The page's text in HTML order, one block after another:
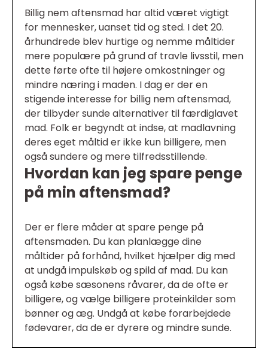
Billig nem aftensmad har altid været vigtigt
for mennesker, uanset tid og sted. I det 20.
århundrede blev hurtige og nemme måltider
mere populære på grund af travle livsstil, men
dette førte ofte til højere omkostninger og
mindre næring i maden. I dag er der en
stigende interesse for billig nem aftensmad,
der tilbyder sunde alternativer til færdiglavet
mad. Folk er begyndt at indse, at madlavning
deres eget måltid er ikke kun billigere, men
også sundere og mere tilfredsstillende.
Hvordan kan jeg spare penge
på min aftensmad?
Der er flere måder at spare penge på
aftensmaden. Du kan planlægge dine
måltider på forhånd, hvilket hjælper dig med
at undgå impulskøb og spild af mad. Du kan
også købe sæsonens råvarer, da de ofte er
billigere, og vælge billigere proteinkilder som
bønner og æg. Undgå at købe forarbejdede
fødevarer, da de er dyrere og mindre sunde.